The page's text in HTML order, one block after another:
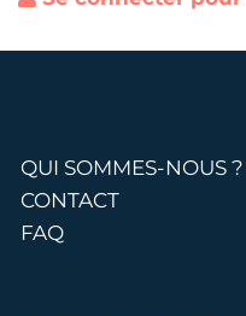
QUI SOMMES-NOUS ?
CONTACT
FAQ